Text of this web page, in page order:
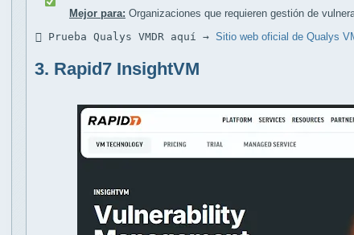
Mejor para: Organizaciones que requieren gestión de
 Prueba Qualys VMDR aquí → Sitio web oficial de Qualys
3. Rapid7 InsightVM